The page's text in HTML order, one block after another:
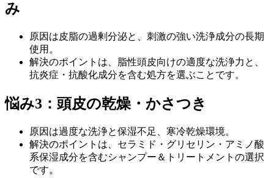
み
原因は皮脂の過剰分泌と、刺激の強い洗浄成分の長期
使用。
解決のポイントは、脂性頭皮向けの適度な洗浄力と、
抗炎症・抗酸化成分を含む処方を選ぶことです。
悩み3：頭皮の乾燥・かさつき
原因は過度な洗浄と保湿不足、寒冷乾燥環境。
解決のポイントは、セラミド・グリセリン・アミノ酸
系保湿成分を含むシャンプー＆トリートメントの選択
です。